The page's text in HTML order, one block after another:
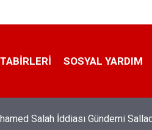
SOSYAL YARDIM
Hatayı Yapmayın! Sonradan